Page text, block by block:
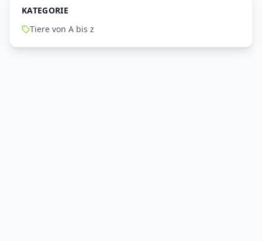
KATEGORIE
Tiere von A bis z